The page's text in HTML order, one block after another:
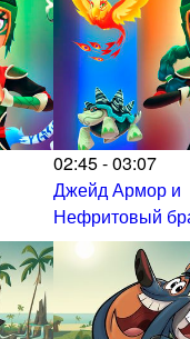
02:45 - 03:07
Джейд Армор и
Нефритовый